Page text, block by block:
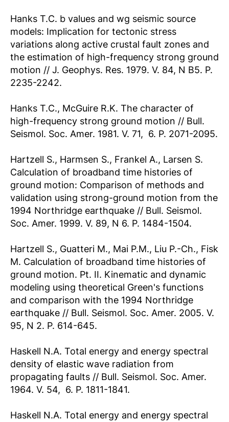
Hanks T.C. b values and wg seismic source
models: Implication for tectonic stress
variations along active crustal fault zones and
the estimation of high-frequency strong ground
motion // J. Geophys. Res. 1979. V. 84, N B5. P.
2235-2242.
Hanks T.C., McGuire R.K. The character of
high-frequency strong ground motion // Bull.
Seismol. Soc. Amer. 1981. V. 71,  6. P. 2071-2095.
Hartzell S., Harmsen S., Frankel A., Larsen S.
Calculation of broadband time histories of
ground motion: Comparison of methods and
validation using strong-ground motion from the
1994 Northridge earthquake // Bull. Seismol.
Soc. Amer. 1999. V. 89, N 6. P. 1484-1504.
Hartzell S., Guatteri M., Mai P.M., Liu P.-Ch., Fisk
M. Calculation of broadband time histories of
ground motion. Pt. II. Kinematic and dynamic
modeling using theoretical Green's functions
and comparison with the 1994 Northridge
earthquake // Bull. Seismol. Soc. Amer. 2005. V.
95, N 2. P. 614-645.
Haskell N.A. Total energy and energy spectral
density of elastic wave radiation from
propagating faults // Bull. Seismol. Soc. Amer.
1964. V. 54,  6. P. 1811-1841.
Haskell N.A. Total energy and energy spectral